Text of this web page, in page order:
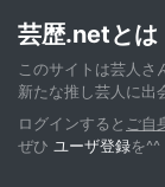
芸歴.netとは
このサイトは芸人さ
新たな推し芸人に出
ログインすると ご自
ぜひ ユーザ登録を^^